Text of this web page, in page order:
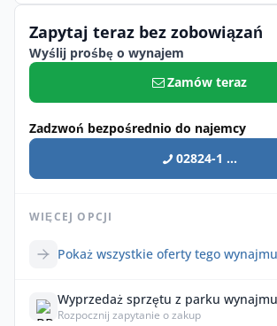
Zapytaj teraz bez zobowiązań
Wyślij prośbę o wynajem
Zamów teraz
Zadzwoń bezpośrednio do najemcy
02824-1 ...
WIĘCEJ OPCJI
Pokaż wszystkie oferty tego
Wyprzedaż sprzętu z parku wynajmu
Rozpocznij zapytanie o zakup